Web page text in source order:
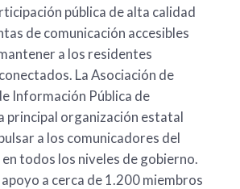
pública de alta calidad
de comunicación accesibles
a los residentes
La Asociación de
Información Pública de
principal organización estatal
a los comunicadores del
todos los niveles de gobierno.
a cerca de 1.200 miembros